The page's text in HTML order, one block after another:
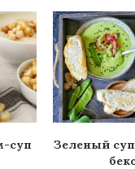
суп
Зеленый